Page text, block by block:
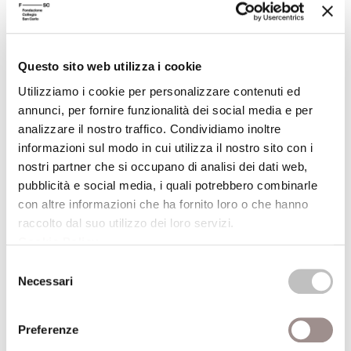
Questo sito web utilizza i cookie
Utilizziamo i cookie per personalizzare contenuti ed
annunci, per fornire funzionalità dei social media e per
analizzare il nostro traffico. Condividiamo inoltre
informazioni sul modo in cui utilizza il nostro sito con i
nostri partner che si occupano di analisi dei dati web,
pubblicità e social media, i quali potrebbero combinarle
con altre informazioni che ha fornito loro o che hanno
raccolto dal suo utilizzo dei loro servizi.
delNecessari
Preferenze
terzo piano».
non vi esplodono un colpo neanche a dar
fuori di matto. Di sistemi a disposizione ce
n’è parecchi. Ma per il signor arciduca si
saranno di sicuro comprati qualcosa di una
certa qualità, e ci scommetterei pure,
signora Müllerova, che quello che l’ha fatto
ci si era pure acchittato tutto per benino. Ma
si capisce: sparare a un signor arciduca è un
a un guardacaccia. Il problema, qui, è come
arrivarci vicino: un signore del genere non
potete mica avvicinarlo con indosso degli
stracci. Dovete presentarvi col cilindro in